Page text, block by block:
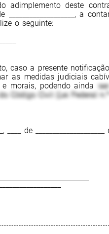
adimplemento deste
___________________, a
o seguinte:
caso a presente
as medidas judiciais
morais, podendo ainda
Código Civil (Lei Federal
____ de